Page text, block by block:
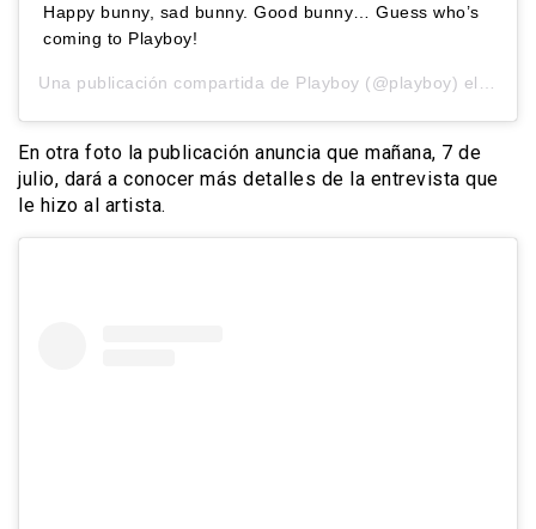
Happy bunny, sad bunny. Good bunny… Guess who’s
coming to Playboy!
Una publicación compartida de Playboy (@playboy) el
En otra foto la publicación anuncia que mañana, 7 de
julio, dará a conocer más detalles de la entrevista que
le hizo al artista.